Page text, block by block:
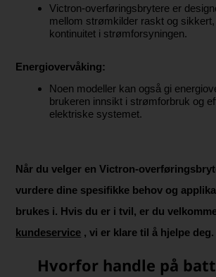
Victron-overføringsbrytere er
mellom strømkilder raskt og
kontinuitet i strømforsyningen.
Energiovervåking:
Noen modeller kan også gi
brukeren innsikt i strømforbruk og
elektriske systemet.
Når du velger en Victron-
vurdere dine spesifikke behov og
brukes i. Hvis du er i tvil, er du
kundeservice , vi er klare til å hjelpe deg.
Hvorfor handle på